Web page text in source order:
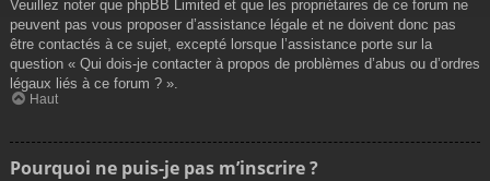
Veuillez noter que phpBB Limited et que les propriétaires de ce forum ne
peuvent pas vous proposer d’assistance légale et ne doivent donc pas
être contactés à ce sujet, excepté lorsque l’assistance porte sur la
question « Qui dois-je contacter à propos de problèmes d’abus ou d’ordres
légaux liés à ce forum ? ».
Haut
Pourquoi ne puis-je pas m’inscrire ?